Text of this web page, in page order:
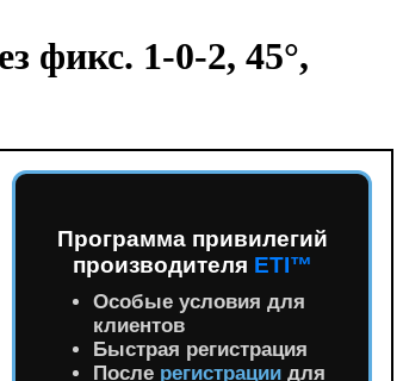
фикс. 1-0-2, 45°,
Программа привилегий
производителя ETI™
Особые условия для
клиентов
Быстрая регистрация
После регистрациидля